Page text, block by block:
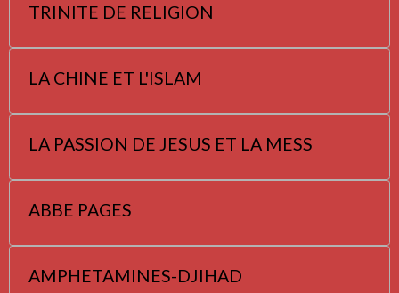
TRINITE DE RELIGION
LA CHINE ET L'ISLAM
LA PASSION DE JESUS ET LA MESS
ABBE PAGES
AMPHETAMINES-DJIHAD